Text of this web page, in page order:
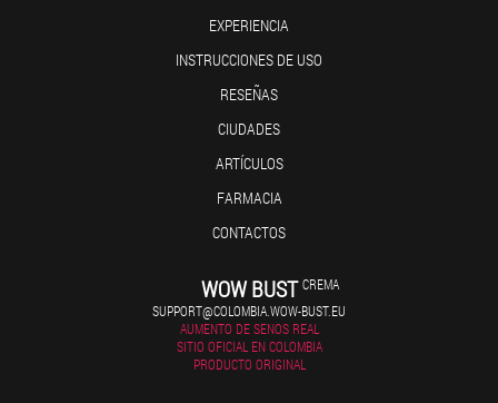
EXPERIENCIA
INSTRUCCIONES DE USO
RESEÑAS
CIUDADES
ARTÍCULOS
FARMACIA
CONTACTOS
WOW BUST CREMA
SUPPORT@COLOMBIA.WOW-BUST.EU
AUMENTO DE SENOS REAL
SITIO OFICIAL EN COLOMBIA
PRODUCTO ORIGINAL